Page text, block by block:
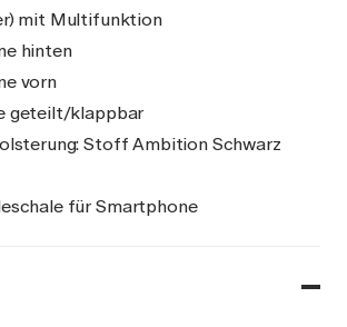
mit Multifunktion
hinten
vorn
geteilt/klappbar
Stoff Ambition Schwarz
für Smartphone